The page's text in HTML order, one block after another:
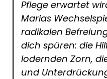
Pflege erwartet
Marias
radikalen
dich spüren: die
lodernden Zorn,
und